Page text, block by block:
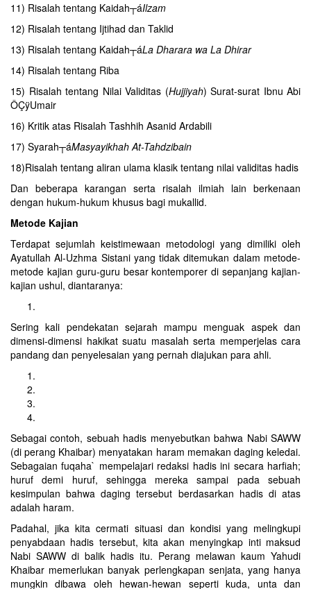
11) Risalah tentang Kaidah┬áIlzam
12) Risalah tentang Ijtihad dan Taklid
13) Risalah tentang Kaidah┬áLa Dharara wa La Dhirar
14) Risalah tentang Riba
15) Risalah tentang Nilai Validitas (Hujjiyah) Surat-surat Ibnu Abi
ÔÇÿUmair
16) Kritik atas Risalah Tashhih Asanid Ardabili
17) Syarah┬áMasyayikhah At-Tahdzibain
18)Risalah tentang aliran ulama klasik tentang nilai validitas hadis
Dan beberapa karangan serta risalah ilmiah lain berkenaan
dengan hukum-hukum khusus bagi mukallid.
Metode Kajian
Terdapat sejumlah keistimewaan metodologi yang dimiliki oleh
Ayatullah Al-Uzhma Sistani yang tidak ditemukan dalam metode-
metode kajian guru-guru besar kontemporer di sepanjang kajian-
kajian ushul, diantaranya:
Sering kali pendekatan sejarah mampu menguak aspek dan
dimensi-dimensi hakikat suatu masalah serta memperjelas cara
pandang dan penyelesaian yang pernah diajukan para ahli.
Sebagai contoh, sebuah hadis menyebutkan bahwa Nabi SAWW
(di perang Khaibar) menyatakan haram memakan daging keledai.
Sebagaian fuqaha` mempelajari redaksi hadis ini secara harfiah;
huruf demi huruf, sehingga mereka sampai pada sebuah
kesimpulan bahwa daging tersebut berdasarkan hadis di atas
adalah haram.
Padahal, jika kita cermati situasi dan kondisi yang melingkupi
penyabdaan hadis tersebut, kita akan menyingkap inti maksud
Nabi SAWW di balik hadis itu. Perang melawan kaum Yahudi
Khaibar memerlukan banyak perlengkapan senjata, yang hanya
mungkin dibawa oleh hewan-hewan seperti kuda, unta dan